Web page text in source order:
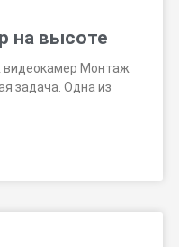
на высоте
видеокамер Монтаж
задача. Одна из